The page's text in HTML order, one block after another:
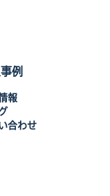
例
報
合わせ